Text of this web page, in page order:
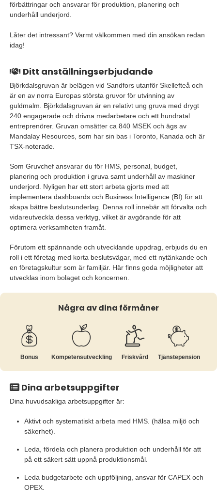
förbättringar och ansvarar för produktion, planering och
underhåll underjord.
Låter det intressant? Varmt välkommen med din ansökan redan
idag!
Ditt anställningserbjudande
Björkdalsgruvan är belägen vid Sandfors utanför Skellefteå och
är en av norra Europas största gruvor för utvinning av
guldmalm. Björkdalsgruvan är en relativt ung gruva med drygt
240 engagerade och drivna medarbetare och ett hundratal
entreprenörer. Gruvan omsätter ca 840 MSEK och ägs av
Mandalay Resources, som har sin bas i Toronto, Kanada och är
TSX-noterade.
Som Gruvchef ansvarar du för HMS, personal, budget,
planering och produktion i gruva samt underhåll av maskiner
underjord. Nyligen har ett stort arbeta gjorts med att
implementera dashboards och Business Intelligence (BI) för att
skapa bättre beslutsunderlag. Denna roll innebär att förvalta och
vidareutveckla dessa verktyg, vilket är avgörande för att
optimera verksamheten framåt.
Förutom ett spännande och utvecklande uppdrag, erbjuds du en
roll i ett företag med korta beslutsvägar, med ett nytänkande och
en företagskultur som är familjär. Här finns goda möjligheter att
utvecklas inom bolaget och koncernen.
Några av dina förmåner
Bonus Kompetens­utveckling Friskvård Tjänste­pension
Dina arbetsuppgifter
Dina huvudsakliga arbetsuppgifter är:
Aktivt och systematiskt arbeta med HMS. (hälsa miljö och
säkerhet).
Leda, fördela och planera produktion och underhåll för att
på ett säkert sätt uppnå produktionsmål.
Leda budgetarbete och uppföljning, ansvar för CAPEX och
OPEX.